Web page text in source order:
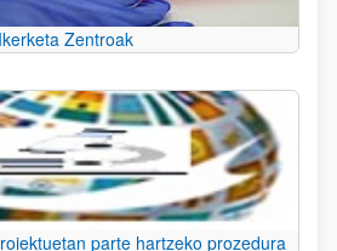
Ikerketa Zentroak
parte hartzeko prozedura